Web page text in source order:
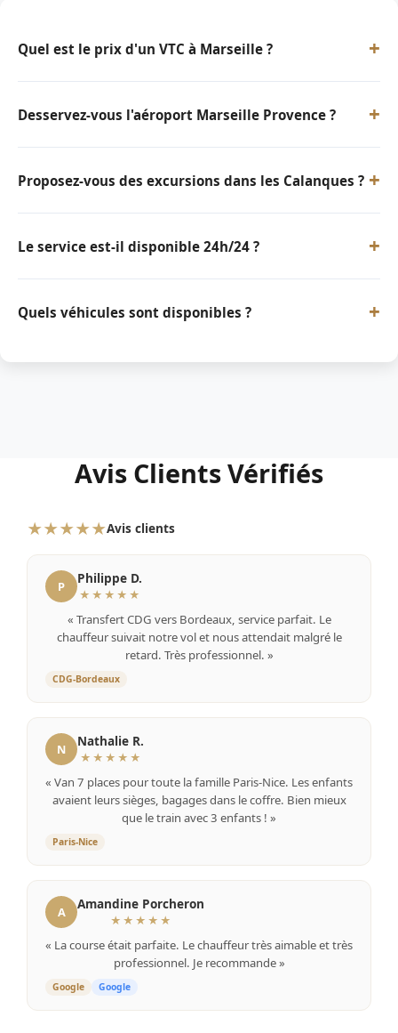
Quel est le prix d'un VTC à Marseille ? +
Desservez-vous l'aéroport Marseille Provence ? +
Proposez-vous des excursions dans les Calanques ? +
Le service est-il disponible 24h/24 ? +
Quels véhicules sont disponibles ? +
Avis Clients Vérifiés
★★★★★Avis clients
P Philippe D.
★★★★★
« Transfert CDG vers Bordeaux, service parfait. Le
chauffeur suivait notre vol et nous attendait malgré le
retard. Très professionnel. »
CDG-Bordeaux
N Nathalie R.
★★★★★
« Van 7 places pour toute la famille Paris-Nice. Les enfants
avaient leurs sièges, bagages dans le coffre. Bien mieux
que le train avec 3 enfants ! »
Paris-Nice
A Amandine Porcheron
★★★★★
« La course était parfaite. Le chauffeur très aimable et très
professionnel. Je recommande »
Google Google